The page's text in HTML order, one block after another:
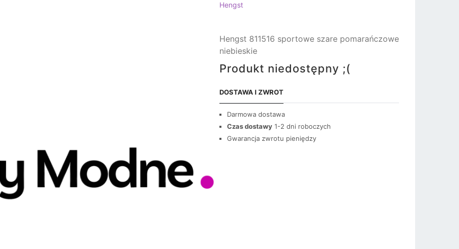
Hengst
Hengst 811516 sportowe szare pomarańczowe
niebieskie
Produkt niedostępny ;(
DOSTAWA I ZWROT
Darmowa dostawa
Czas dostawy 1-2 dni roboczych
Gwarancja zwrotu pieniędzy